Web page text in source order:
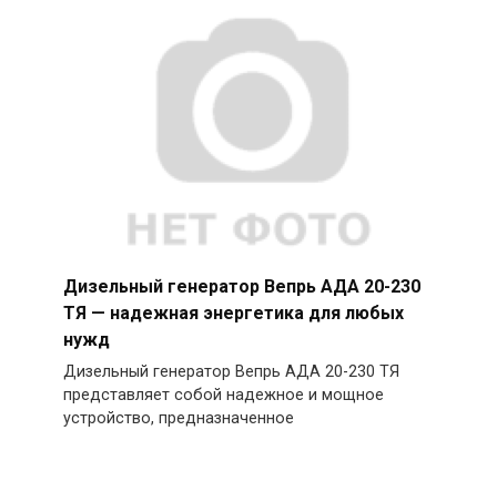
Дизельный генератор Вепрь АДА 20-230
ТЯ — надежная энергетика для любых
нужд
Дизельный генератор Вепрь АДА 20-230 ТЯ
представляет собой надежное и мощное
устройство, предназначенное